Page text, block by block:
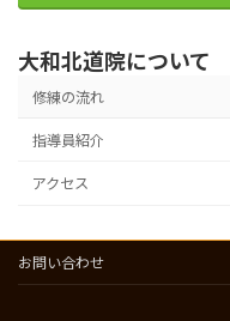
大和北道院について
修練の流れ
指導員紹介
アクセス
お問い合わせ